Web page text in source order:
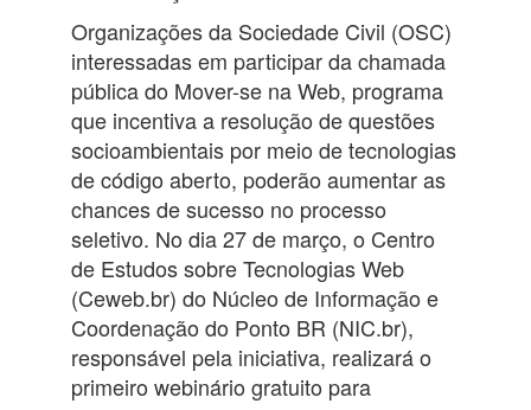
Organizações da Sociedade Civil (OSC)
interessadas em participar da chamada
pública do Mover-se na Web, programa
que incentiva a resolução de questões
socioambientais por meio de tecnologias
de código aberto, poderão aumentar as
chances de sucesso no processo
seletivo. No dia 27 de março, o Centro
de Estudos sobre Tecnologias Web
(Ceweb.br) do Núcleo de Informação e
Coordenação do Ponto BR (NIC.br),
responsável pela iniciativa, realizará o
primeiro webinário gratuito para